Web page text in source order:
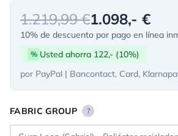
1.219,99 €1.098,- €
10% de descuento por pago en línea
% Usted ahorra 122,- (10%)
por PayPal | Bancontact, Card,
FABRIC GROUP ?